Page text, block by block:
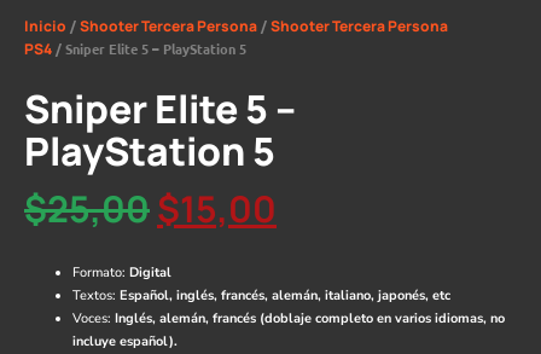
Inicio /Shooter Tercera Persona /Shooter Tercera Persona
PS4 / Sniper Elite 5 – PlayStation 5
Sniper Elite 5 –
PlayStation 5
$25,00$15,00
Formato: Digital
Textos: Español, inglés, francés, alemán, italiano, japonés, etc
Voces: Inglés, alemán, francés (doblaje completo en varios idiomas, no
incluye español).